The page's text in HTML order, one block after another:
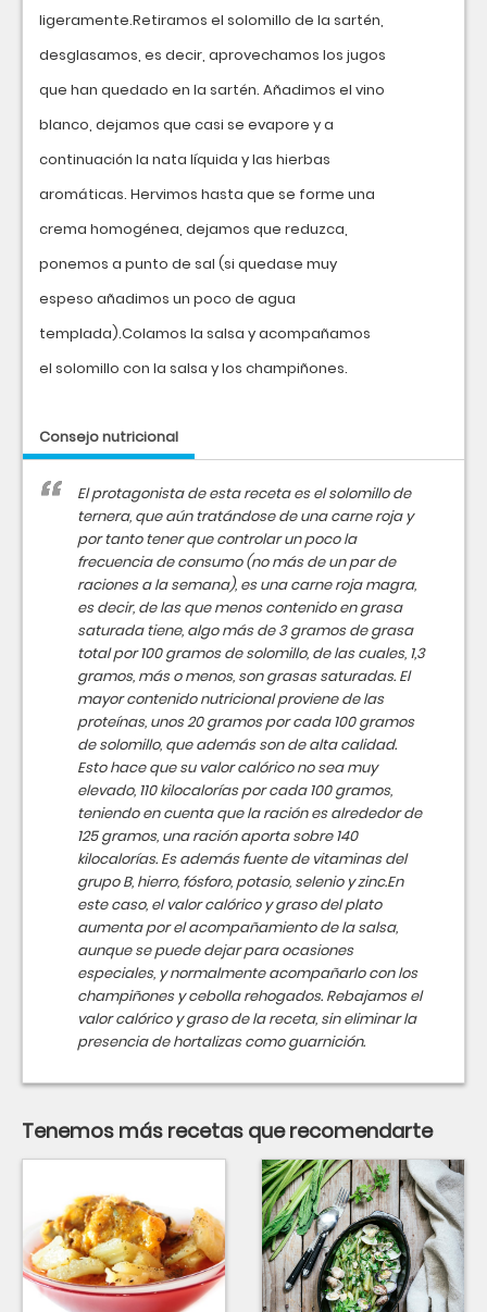
ligeramente.Retiramos el solomillo de la sartén,
desglasamos, es decir, aprovechamos los jugos
que han quedado en la sartén. Añadimos el vino
blanco, dejamos que casi se evapore y a
continuación la nata líquida y las hierbas
aromáticas. Hervimos hasta que se forme una
crema homogénea, dejamos que reduzca,
ponemos a punto de sal (si quedase muy
espeso añadimos un poco de agua
templada).Colamos la salsa y acompañamos
el solomillo con la salsa y los champiñones.
Consejo nutricional
El protagonista de esta receta es el solomillo de
ternera, que aún tratándose de una carne roja y
por tanto tener que controlar un poco la
frecuencia de consumo (no más de un par de
raciones a la semana), es una carne roja magra,
es decir, de las que menos contenido en grasa
saturada tiene, algo más de 3 gramos de grasa
total por 100 gramos de solomillo, de las cuales, 1,3
gramos, más o menos, son grasas saturadas. El
mayor contenido nutricional proviene de las
proteínas, unos 20 gramos por cada 100 gramos
de solomillo, que además son de alta calidad.
Esto hace que su valor calórico no sea muy
elevado, 110 kilocalorías por cada 100 gramos,
teniendo en cuenta que la ración es alrededor de
125 gramos, una ración aporta sobre 140
kilocalorías. Es además fuente de vitaminas del
grupo B, hierro, fósforo, potasio, selenio y zinc.En
este caso, el valor calórico y graso del plato
aumenta por el acompañamiento de la salsa,
aunque se puede dejar para ocasiones
especiales, y normalmente acompañarlo con los
champiñones y cebolla rehogados. Rebajamos el
valor calórico y graso de la receta, sin eliminar la
presencia de hortalizas como guarnición.
Tenemos más recetas que recomendarte